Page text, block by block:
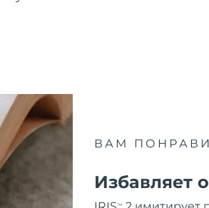
ВАМ
Избавляет
TM